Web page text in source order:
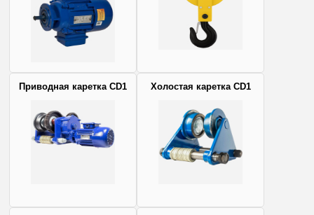
Приводная каретка CD1 Холостая каретка CD1